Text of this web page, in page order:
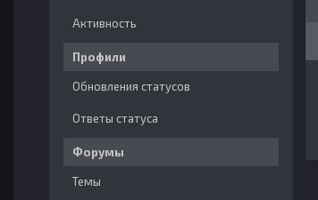
Активность
Профили
Обновления статусов
Ответы статуса
Форумы
Темы